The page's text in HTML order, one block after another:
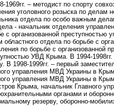
1969гг. – методист по спорту
уголовного розыска по делам
отдела по особо важным
- начальник отделения
с организованной
областного отдела по борьбе с
по борьбе с организованной
УВД Крыма. В 1994-
В 1998-1999гг. – первый
управления МВД Украины в
управления МВД Украины в
Крыма, начальник Главного
органами и
резерву, оборонно-